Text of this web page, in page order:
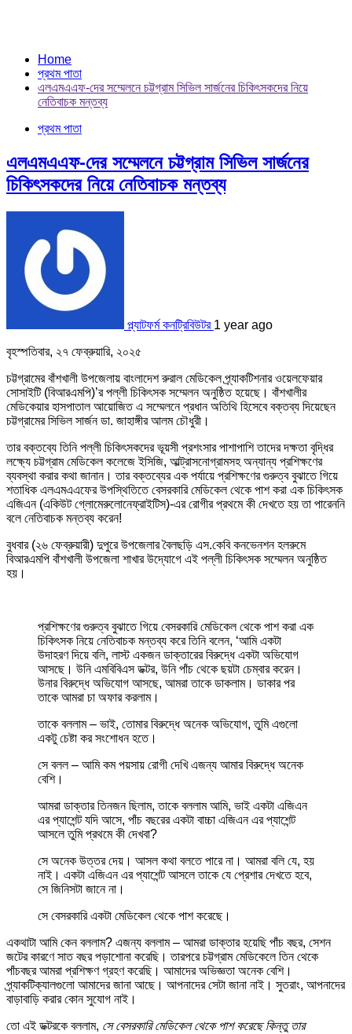
Home
প্রথম পাতা
এলএমএএফ-দের সম্মেলনে চট্টগ্রাম সিভিল সার্জনের চিকিৎসকদের নিয়ে
নেতিবাচক মন্তব্য
প্রথম পাতা
এলএমএএফ-দের সম্মেলনে চট্টগ্রাম সিভিল সার্জনের
চিকিৎসকদের নিয়ে নেতিবাচক মন্তব্য
প্ল্যাটফর্ম কনট্রিবিউটর 1 year ago
বৃহস্পতিবার, ২৭ ফেব্রুয়ারি, ২০২৫
চট্টগ্রামের বাঁশখালী উপজেলায় বাংলাদেশ রুরাল মেডিকেল প্র্যাকটিশনার ওয়েলফেয়ার
সোসাইটি (বিআরএমপি)’র পল্লী চিকিৎসক সম্মেলন অনুষ্ঠিত হয়েছে। বাঁশখালীর
মেডিকেয়ার হাসপাতাল আয়োজিত এ সম্মেলনে প্রধান অতিথি হিসেবে বক্তব্য দিয়েছেন
চট্টগ্রামের সিভিল সার্জন ডা. জাহাঙ্গীর আলম চৌধুরী।
তার বক্তব্যে তিনি পল্লী চিকিৎসকদের ভূয়সী প্রশংসার পাশাপাশি তাদের দক্ষতা বৃদ্ধির
লক্ষ্যে চট্টগ্রাম মেডিকেল কলেজে ইসিজি, আল্ট্রাসনোগ্রামসহ অন্যান্য প্রশিক্ষণের
ব্যবস্থা করার কথা জানান। তার বক্তব্যের এক পর্যায়ে প্রশিক্ষণের গুরুত্ব বুঝাতে গিয়ে
শতাধিক এলএমএএফের উপস্থিতিতে বেসরকারি মেডিকেল থেকে পাশ করা এক চিকিৎসক
এজিএন (একিউট গ্লোমেরুলোনেফ্রাইটিস)-এর রোগীর প্রথমে কী দেখতে হয় তা পারেননি
বলে নেতিবাচক মন্তব্য করেন!
বুধবার (২৬ ফেব্রুয়ারী) দুপুরে উপজেলার বৈলছড়ি এস.কেবি কনভেনশন হলরুমে
বিআরএমপি বাঁশখালী উপজেলা শাখার উদ্যোগে এই পল্লী চিকিৎসক সম্মেলন অনুষ্ঠিত
হয়।
প্রশিক্ষণের গুরুত্ব বুঝাতে গিয়ে বেসরকারি মেডিকেল থেকে পাশ করা এক
চিকিৎসক নিয়ে নেতিবাচক মন্তব্য করে তিনি বলেন, ‘আমি একটা
উদাহরণ দিয়ে বলি, লাস্ট একজন ডাক্তারের বিরুদ্ধে একটা অভিযোগ
আসছে। উনি এমবিবিএস ডক্টর, উনি পাঁচ থেকে ছয়টা চেম্বার করেন।
উনার বিরুদ্ধে অভিযোগ আসছে, আমরা তাকে ডাকলাম। ডাকার পর
তাকে আমরা চা অফার করলাম।
তাকে বললাম – ভাই, তোমার বিরুদ্ধে অনেক অভিযোগ, তুমি এগুলো
একটু চেষ্টা কর সংশোধন হতে।
সে বলল – আমি কম পয়সায় রোগী দেখি এজন্য আমার বিরুদ্ধে অনেক
বেশি।
আমরা ডাক্তার তিনজন ছিলাম, তাকে বললাম আমি, ভাই একটা এজিএন
এর প্যাশেন্ট যদি আসে, পাঁচ বছরের একটা বাচ্চা এজিএন এর প্যাশেন্ট
আসলে তুমি প্রথমে কী দেখবা?
সে অনেক উত্তর দেয়। আসল কথা বলতে পারে না। আমরা বলি যে, হয়
নাই। একটা এজিএন এর প্যাশেন্ট আসলে তাকে যে প্রেশার দেখতে হবে,
সে জিনিসটা জানে না।
সে বেসরকারি একটা মেডিকেল থেকে পাশ করেছে।
একথাটা আমি কেন বললাম? এজন্য বললাম – আমরা ডাক্তার হয়েছি পাঁচ বছর, সেশন
জটের কারণে সাত বছর পড়াশোনা করেছি। তারপরে চট্টগ্রাম মেডিকেলে তিন থেকে
পাঁচবছর আমরা প্রশিক্ষণ গ্রহণ করেছি। আমাদের অভিজ্ঞতা অনেক বেশি।
প্র্যাকটিক্যালগুলো আমাদের জানা আছে। আপনাদের সেটা জানা নাই। সুতরাং, আপনাদের
বাড়াবাড়ি করার কোন সুযোগ নাই।
তো এই ডক্টরকে বললাম, সে বেসরকারি মেডিকেল থেকে পাশ করেছে কিন্তু তার